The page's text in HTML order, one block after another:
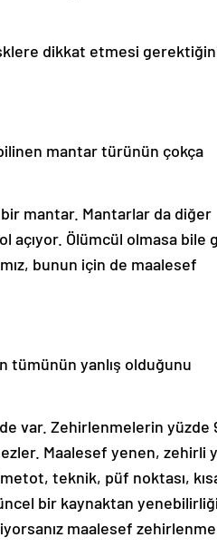
dikkat etmesi
mantar türünün çokça
mantar. Mantarlar da diğer
Ölümcül olmasa bile
bunun için de maalesef
tümünün yanlış olduğunu
var. Zehirlenmelerin yüzde
Maalesef yenen, zehirli
teknik, püf noktası,
bir kaynaktan
maalesef zehirlenme